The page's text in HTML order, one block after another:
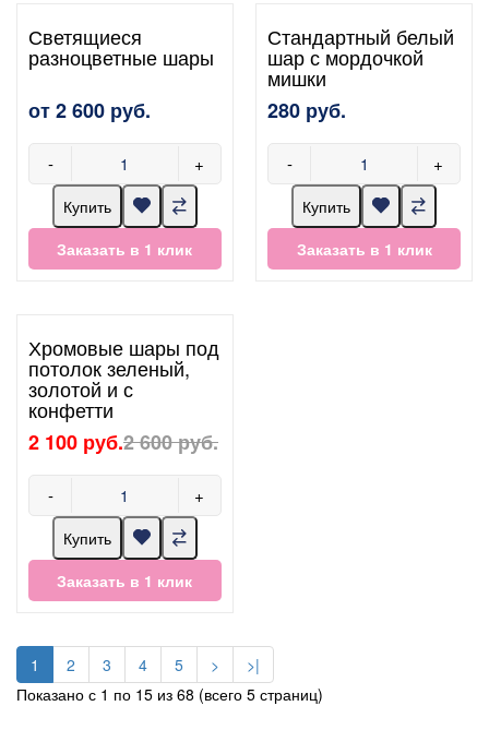
Светящиеся
разноцветные шары
от 2 600 руб.
- +
Купить
Заказать в 1 клик
Стандартный белый
шар с мордочкой
мишки
280 руб.
- +
Купить
Заказать в 1 клик
Хромовые шары под
потолок зеленый,
золотой и с
конфетти
2 100 руб.2 600 руб.
- +
Купить
Заказать в 1 клик
1 2 3 4 5 >
>|
Показано с 1 по 15 из 68 (всего 5 страниц)